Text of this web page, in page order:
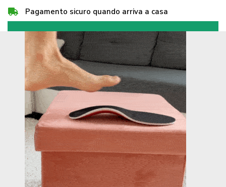
Pagamento sicuro quando arriva a casa